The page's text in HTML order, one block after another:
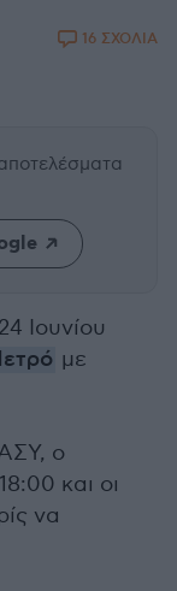
16 ΣΧΟΛΙΑ
Ιουνίου
με
ο
και οι
να